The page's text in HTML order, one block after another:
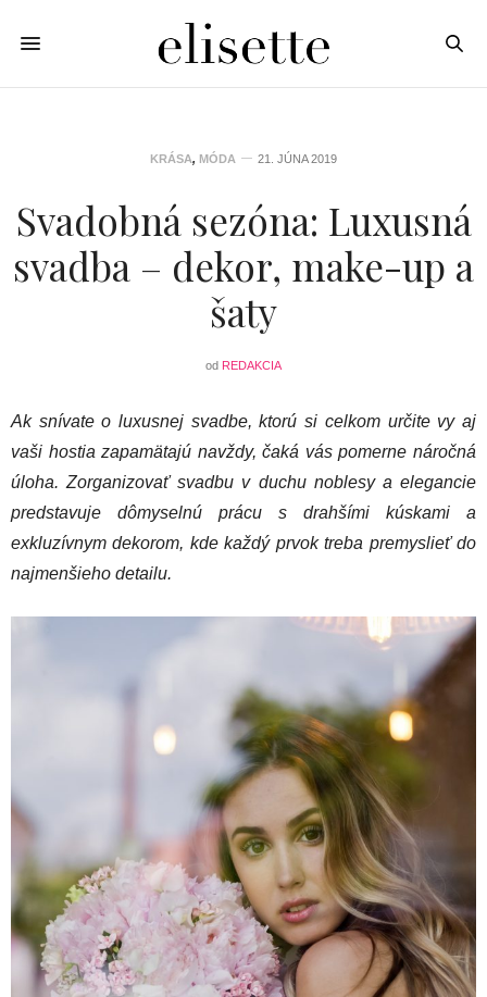
KRÁSA, MÓDA 21. JÚNA 2019
Svadobná sezóna: Luxusná
svadba – dekor, make-up a
šaty
od REDAKCIA
Ak snívate o luxusnej svadbe, ktorú si celkom určite vy aj
vaši hostia zapamätajú navždy, čaká vás pomerne náročná
úloha. Zorganizovať svadbu v duchu noblesy a elegancie
predstavuje dômyselnú prácu s drahšími kúskami a
exkluzívnym dekorom, kde každý prvok treba premyslieť do
najmenšieho detailu.